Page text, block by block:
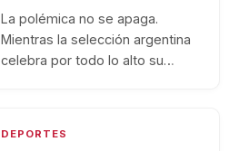
La polémica no se apaga.
Mientras la selección argentina
celebra por todo lo alto su…
DEPORTES